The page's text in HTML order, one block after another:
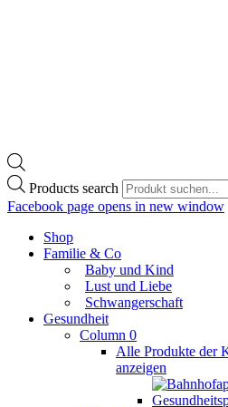
Products search
Facebook page opens in new window
Shop
Familie & Co
Baby und Kind
Lust und Liebe
Schwangerschaft
Gesundheit
Column 0
Alle Produkte der
anzeigen